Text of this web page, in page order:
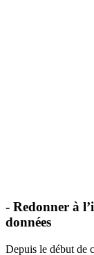
- Redonner à
données
Depuis le début de